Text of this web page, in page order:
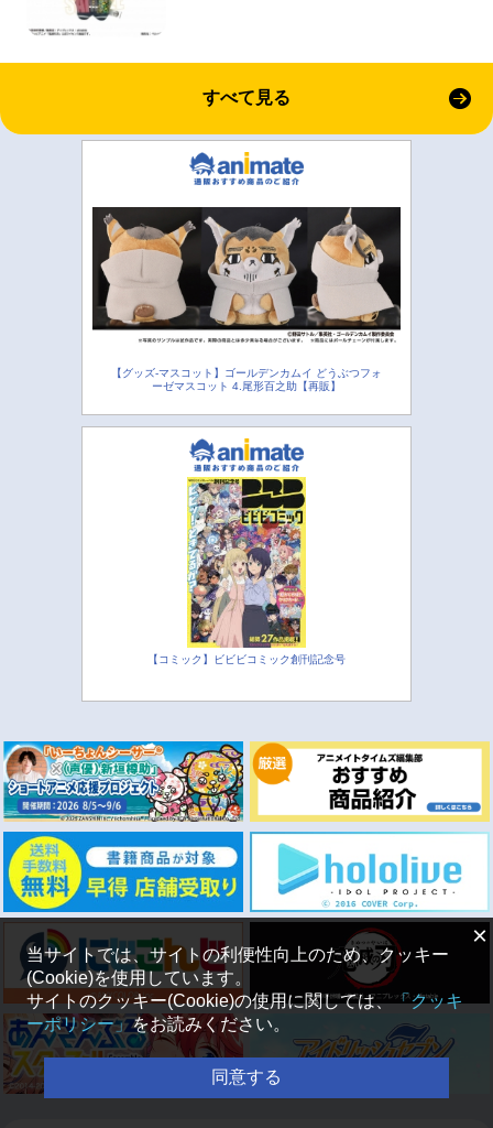
すべて見る
【グッズ-マスコット】ゴールデンカムイ どうぶつフォ
ーゼマスコット 4.尾形百之助【再販】
【コミック】ビビビコミック創刊記念号
×
当サイトでは、サイトの利便性向上のため、クッキー
(Cookie)を使用しています。
サイトのクッキー(Cookie)の使用に関しては、「クッキ
ーポリシー」をお読みください。
同意する